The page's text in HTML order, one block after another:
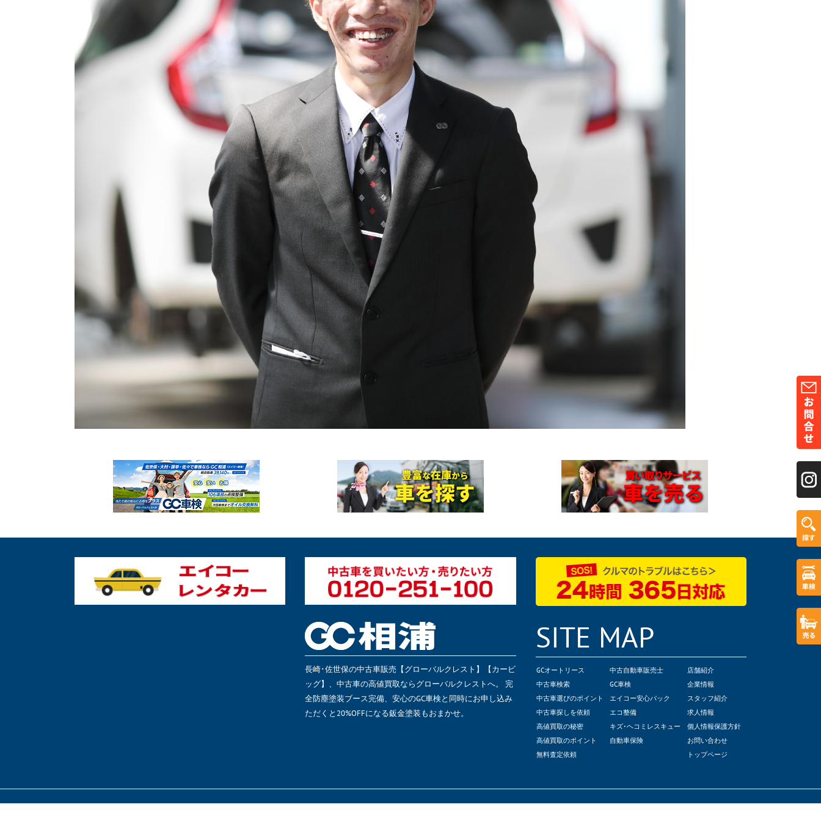
長崎･佐世保の中古車販売【グローバルクレスト】【カービ
ッグ】、中古車の高値買取ならグローバルクレストへ。 完
全防塵塗装ブース完備、安心のGC車検と同時にお申し込み
ただくと20%OFFになる鈑金塗装もおまかせ。
SITE MAP
GCオートリース
中古車検索
中古車選びのポイント
中古車探しを依頼
高値買取の秘密
高値買取のポイント
無料査定依頼
中古自動車販売士
GC車検
エイコー安心パック
エコ整備
キズ･ヘコミレスキュー
自動車保険
店舗紹介
企業情報
スタッフ紹介
求人情報
個人情報保護方針
お問い合わせ
トップページ
© 2022 Global Crest Corp.